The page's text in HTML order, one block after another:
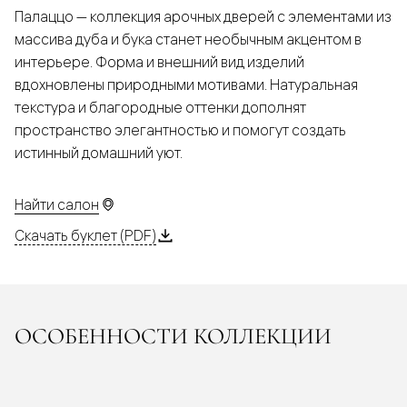
Палаццо — коллекция арочных дверей с элементами из
массива дуба и бука станет необычным акцентом в
интерьере. Форма и внешний вид изделий
вдохновлены природными мотивами. Натуральная
текстура и благородные оттенки дополнят
пространство элегантностью и помогут создать
истинный домашний уют.
Найти салон
Скачать буклет (PDF)
ОСОБЕННОСТИ КОЛЛЕКЦИИ